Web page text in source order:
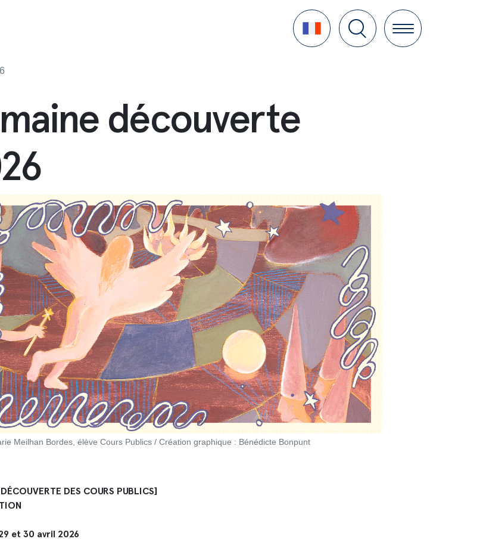
Language
découverte
Meilhan Bordes, élève Cours Publics / Création graphique : Bénédicte Bonpunt
DES COURS PUBLICS]
et 30 avril 2026